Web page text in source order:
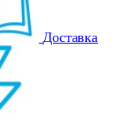
Доставка